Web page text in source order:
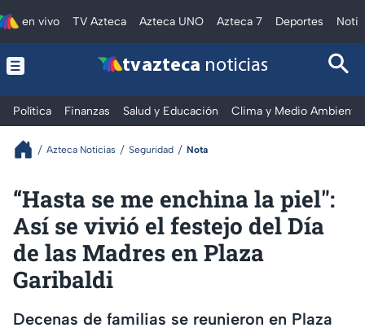
en vivo TV Azteca Azteca UNO Azteca 7 Deportes
tv azteca noticias
Política Finanzas Salud y Educación Clima y Medio Ambiente
Azteca Noticias Seguridad Nota
“Hasta se me enchina la piel":
Así se vivió el festejo del Día
de las Madres en Plaza
Garibaldi
Decenas de familias se reunieron en Plaza